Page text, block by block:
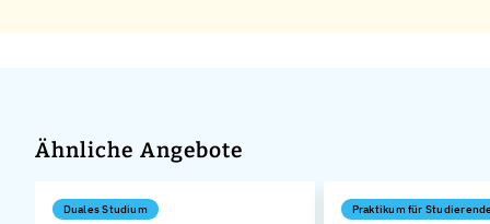
Ähnliche Angebote
Duales Studium Praktikum für